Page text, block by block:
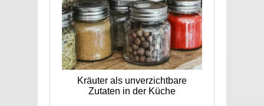
Kräuter als unverzichtbare
Zutaten in der Küche